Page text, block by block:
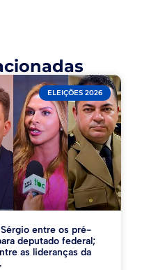
ELEIÇÕES 2026
entre os pré-
deputado federal;
as lideranças da